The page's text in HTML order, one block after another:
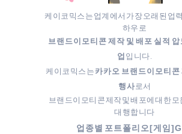
케이코믹스는 업계에서 가장 오래된 업
하우로
브랜드이모티콘 제작 및 배포 실적 압
업 입니다.
케이코믹스는 카카오 브랜드이모티콘
행사로서
브랜드이모티콘 제작 및 배포에 대한
대행합니다
업종별 포트폴리오[게임